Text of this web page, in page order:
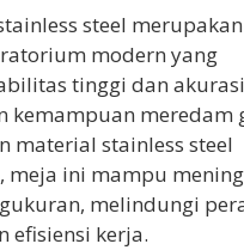
steel
modern yang
tinggi dan akurasi
kemampuan meredam
material stainless steel
meja ini mampu
melindungi
efisiensi kerja.